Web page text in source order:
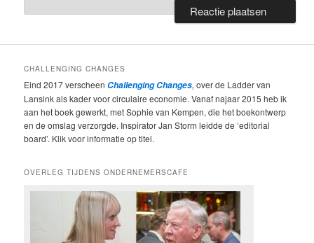
CHALLENGING CHANGES
Eind 2017 verscheen Challenging Changes, over de Ladder van
Lansink als kader voor circulaire economie. Vanaf najaar 2015 heb ik
aan het boek gewerkt, met Sophie van Kempen, die het boekontwerp
en de omslag verzorgde. Inspirator Jan Storm leidde de ‘editorial
board’. Klik voor informatie op titel.
OVERLEG TIJDENS ONDERNEMERSCAFE